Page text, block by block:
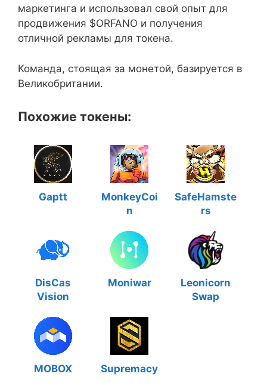
маркетинга и использовал свой опыт для
продвижения $ORFANO и получения
отличной рекламы для токена.
Команда, стоящая за монетой, базируется в
Великобритании.
Похожие токены:
Gaptt
MonkeyCoi
n
SafeHamste
rs
DisCas
Vision
Moniwar
Leonicorn
Swap
MOBOX Supremacy